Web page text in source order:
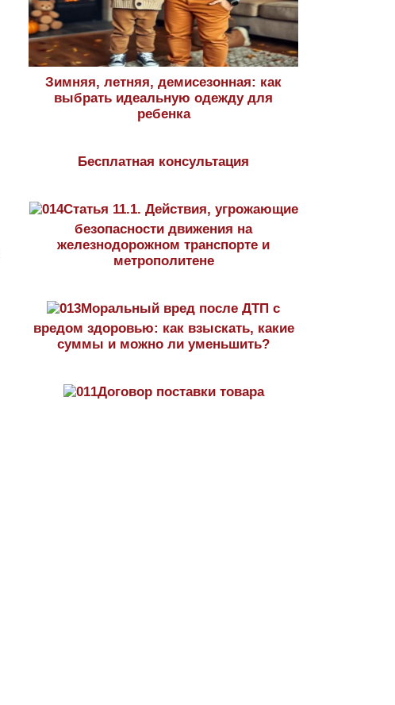
Зимняя, летняя, демисезонная: как
выбрать идеальную одежду для
ребенка
Бесплатная консультация
Статья 11.1. Действия, угрожающие
безопасности движения на
железнодорожном транспорте и
метрополитене
Моральный вред после ДТП с
вредом здоровью: как взыскать, какие
суммы и можно ли уменьшить?
Договор поставки товара